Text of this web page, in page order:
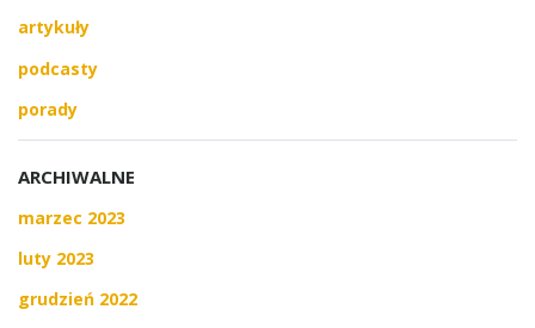
artykuły
podcasty
porady
ARCHIWALNE
marzec 2023
luty 2023
grudzień 2022